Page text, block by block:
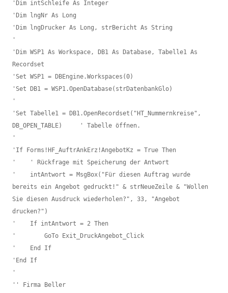
'Dim intSchleife As Integer
'Dim lngNr As Long
'Dim lngDrucker As Long, strBericht As String
'
'Dim WSP1 As Workspace, DB1 As Database, Tabelle1 As
Recordset
'Set WSP1 = DBEngine.Workspaces(0)
'Set DB1 = WSP1.OpenDatabase(strDatenbankGlo)
'
'Set Tabelle1 = DB1.OpenRecordset("HT_Nummernkreise",
DB_OPEN_TABLE)     ' Tabelle öffnen.
'
'If Forms!HF_AuftrAnkErz!AngebotKz = True Then
'    ' Rückfrage mit Speicherung der Antwort
'    intAntwort = MsgBox("Für diesen Auftrag wurde
bereits ein Angebot gedruckt!" & strNeueZeile & "Wollen
Sie diesen Ausdruck wiederholen?", 33, "Angebot
drucken?")
'    If intAntwort = 2 Then
'        GoTo Exit_DruckAngebot_Click
'    End If
'End If
'
'' Firma Beller